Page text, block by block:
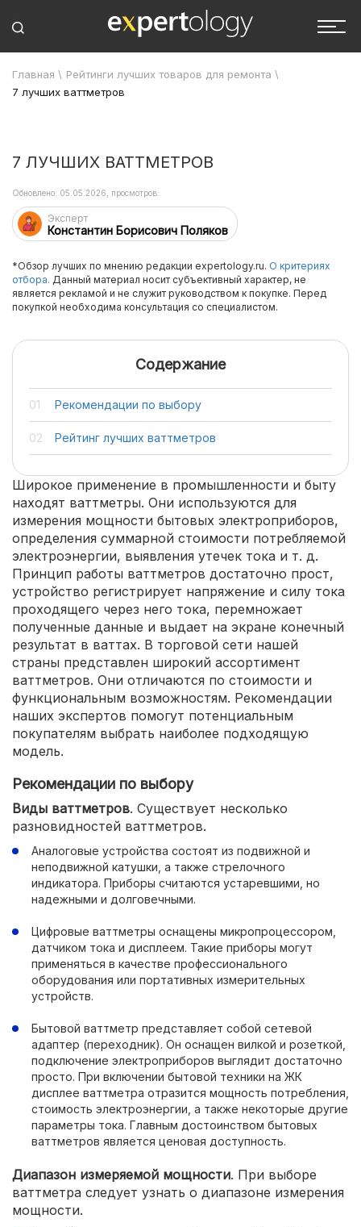
Главная \ Рейтинги лучших товаров для ремонта \
7 лучших ваттметров
7 ЛУЧШИХ ВАТТМЕТРОВ
Эксперт
Константин Борисович Поляков
Обновлено: 05.05.2026, просмотров:
*Обзор лучших по мнению редакции expertology.ru. О критериях
отбора. Данный материал носит субъективный характер, не
является рекламой и не служит руководством к покупке. Перед
покупкой необходима консультация со специалистом.
Содержание
Рекомендации по выбору
Рейтинг лучших ваттметров
Широкое применение в промышленности и быту
находят ваттметры. Они используются для
измерения мощности бытовых электроприборов,
определения суммарной стоимости потребляемой
электроэнергии, выявления утечек тока и т. д.
Принцип работы ваттметров достаточно прост,
устройство регистрирует напряжение и силу тока
проходящего через него тока, перемножает
полученные данные и выдает на экране конечный
результат в ваттах. В торговой сети нашей
страны представлен широкий ассортимент
ваттметров. Они отличаются по стоимости и
функциональным возможностям. Рекомендации
наших экспертов помогут потенциальным
покупателям выбрать наиболее подходящую
модель.
Рекомендации по выбору
Виды ваттметров. Существует несколько
разновидностей ваттметров.
Аналоговые устройства состоят из подвижной и
неподвижной катушки, а также стрелочного
индикатора. Приборы считаются устаревшими, но
надежными и долговечными.
Цифровые ваттметры оснащены микропроцессором,
датчиком тока и дисплеем. Такие приборы могут
применяться в качестве профессионального
оборудования или портативных измерительных
устройств.
Бытовой ваттметр представляет собой сетевой
адаптер (переходник). Он оснащен вилкой и розеткой,
подключение электроприборов выглядит достаточно
просто. При включении бытовой техники на ЖК
дисплее ваттметра отразится мощность потребления,
стоимость электроэнергии, а также некоторые другие
параметры тока. Главным достоинством бытовых
ваттметров является ценовая доступность.
Диапазон измеряемой мощности. При выборе
ваттметра следует узнать о диапазоне измерения
мощности.